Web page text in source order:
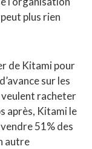
plus rien
de Kitami pour
sur les
veulent racheter
après, Kitami le
51% des
autre